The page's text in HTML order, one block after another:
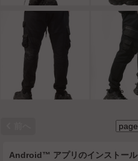
Android™ アプリのインストール